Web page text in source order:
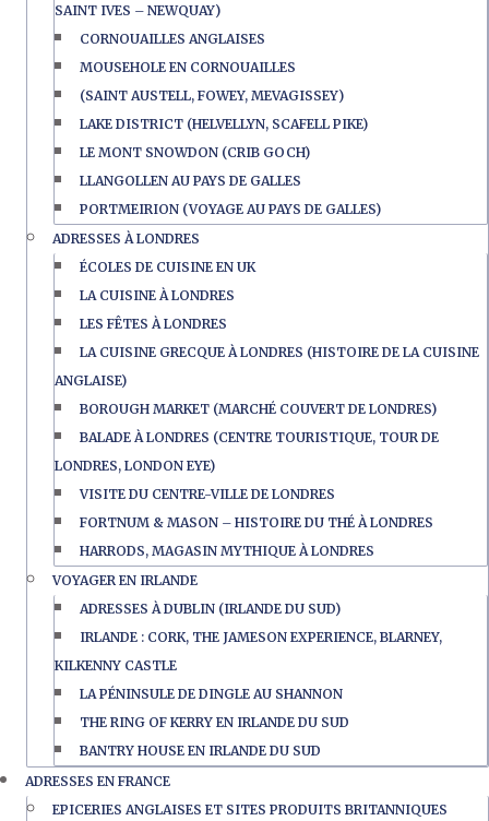
SAINT IVES – NEWQUAY)
CORNOUAILLES ANGLAISES
MOUSEHOLE EN CORNOUAILLES
(SAINT AUSTELL, FOWEY, MEVAGISSEY)
LAKE DISTRICT (HELVELLYN, SCAFELL PIKE)
LE MONT SNOWDON (CRIB GOCH)
LLANGOLLEN AU PAYS DE GALLES
PORTMEIRION (VOYAGE AU PAYS DE GALLES)
ADRESSES À LONDRES
ÉCOLES DE CUISINE EN UK
LA CUISINE À LONDRES
LES FÊTES À LONDRES
LA CUISINE GRECQUE À LONDRES (HISTOIRE DE LA CUISINE
ANGLAISE)
BOROUGH MARKET (MARCHÉ COUVERT DE LONDRES)
BALADE À LONDRES (CENTRE TOURISTIQUE, TOUR DE
LONDRES, LONDON EYE)
VISITE DU CENTRE-VILLE DE LONDRES
FORTNUM & MASON – HISTOIRE DU THÉ À LONDRES
HARRODS, MAGASIN MYTHIQUE À LONDRES
VOYAGER EN IRLANDE
ADRESSES À DUBLIN (IRLANDE DU SUD)
IRLANDE : CORK, THE JAMESON EXPERIENCE, BLARNEY,
KILKENNY CASTLE
LA PÉNINSULE DE DINGLE AU SHANNON
THE RING OF KERRY EN IRLANDE DU SUD
BANTRY HOUSE EN IRLANDE DU SUD
ADRESSES EN FRANCE
EPICERIES ANGLAISES ET SITES PRODUITS BRITANNIQUES